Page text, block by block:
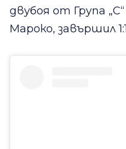
двубоя от Група
Мароко, завършил